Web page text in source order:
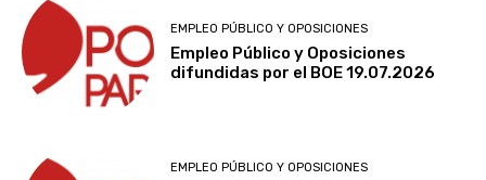
EMPLEO PÚBLICO Y OPOSICIONES
Empleo Público y Oposiciones
difundidas por el BOE 19.07.2026
EMPLEO PÚBLICO Y OPOSICIONES